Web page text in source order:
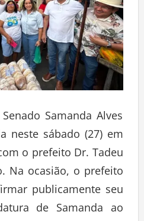
Samanda Alves
neste sábado (27) em
o prefeito Dr. Tadeu
Na ocasião, o prefeito
publicamente seu
de Samanda ao